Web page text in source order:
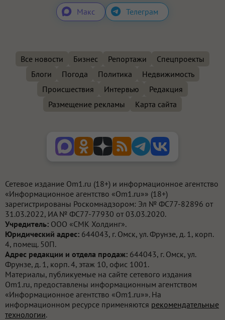
Макс
Телеграм
Все новости Бизнес Репортажи
Спецпроекты
Блоги
Погода Политика
Недвижимость
Происшествия
Интервью
Редакция
Размещение рекламы
Карта сайта
Сетевое издание Om1.ru (18+) и информационное агентство
«Информационное агентство «Om1.ru»» (18+)
зарегистрированы Роскомнадзором: Эл № ФС77-82896 от
31.03.2022, ИА № ФС77-77930 от 03.03.2020.
Учредитель: ООО «СМК Холдинг».
Юридический адрес: 644043, г. Омск, ул. Фрунзе, д. 1, корп.
4, помещ. 50П.
Адрес редакции и отдела продаж: 644043, г. Омск, ул.
Фрунзе, д. 1, корп. 4, этаж 10, офис 1001.
Материалы, публикуемые на сайте сетевого издания
Om1.ru, предоставлены информационным агентством
«Информационное агентство «Om1.ru»». На
информационном ресурсе применяются рекомендательные
технологии.